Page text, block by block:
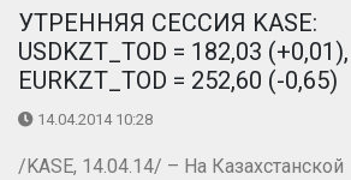
УТРЕННЯЯ СЕССИЯ KASE:
USDKZT_TOD = 182,03 (+0,01),
EURKZT_TOD = 252,60 (-0,65)
14.04.2014 10:28
/KASE, 14.04.14/ – На Казахстанской